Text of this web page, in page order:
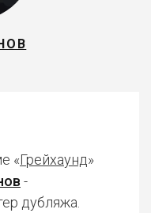
«Грейхаунд»
-
дубляжа.